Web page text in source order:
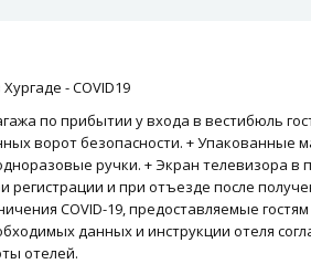
- COVID19
по прибытии у входа в вестибюль
ворот безопасности. + Упакованные
ручки. + Экран телевизора в
регистрации и при отъезде после
COVID-19, предоставляемые
данных и инструкции отеля
отелей.